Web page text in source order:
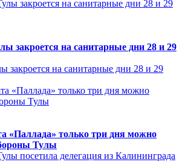
закроется на санитарные дни 28 и 29
закроется на санитарные дни 28 и 29
«Паллада» только три дня можно
Тулы